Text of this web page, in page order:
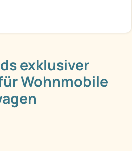
exklusiver
Wohnmobile